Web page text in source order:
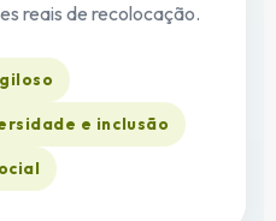
reais de recolocação.
e inclusão